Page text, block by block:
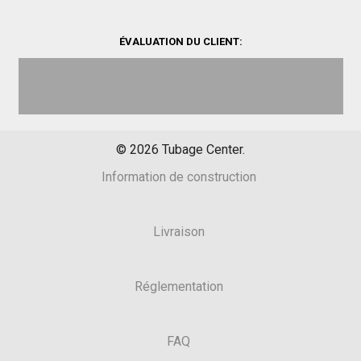
ÉVALUATION DU CLIENT:
© 2026 Tubage Center.
Information de construction
Livraison
Réglementation
FAQ